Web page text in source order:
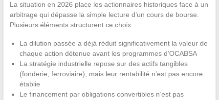
La situation en 2026 place les actionnaires historiques face à un
arbitrage qui dépasse la simple lecture d’un cours de bourse.
Plusieurs éléments structurent ce choix :
La dilution passée a déjà réduit significativement la valeur de
chaque action détenue avant les programmes d’OCABSA
La stratégie industrielle repose sur des actifs tangibles
(fonderie, ferroviaire), mais leur rentabilité n’est pas encore
établie
Le financement par obligations convertibles n’est pas